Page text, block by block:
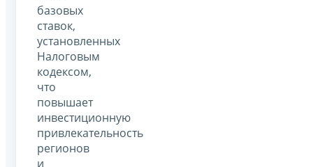
базовых
ставок,
установленных
Налоговым
кодексом,
что
повышает
инвестиционную
привлекательность
регионов
и